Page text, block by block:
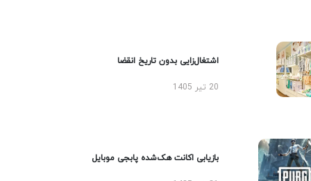
اشتغال‌زایی بدون تاریخ انقضا
20 تیر 1405
بازیابی اکانت هک‌شده پابجی موبایل